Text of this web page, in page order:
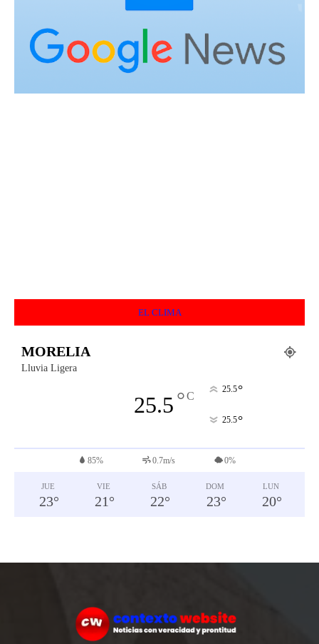
EL CLIMA
MORELIA
Lluvia Ligera
25.5°C
25.5°
25.5°
85% 0.7m/s 0%
JUE
23°
VIE
21 °
SÁB
22°
DOM
23°
LUN
20°